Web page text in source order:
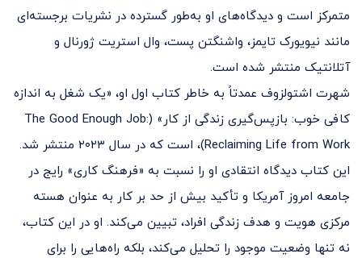
متمرکز است و دیدگاه‌های او به‌طور گسترده در نشریات برجسته‌ای
مانند نیویورک تایمز، واشنگتن پست، وال استریت ژورنال و
آتلانتیک منتشر شده است.
شهرت اشتولزوف عمدتاً به خاطر کتاب اول او، «یک شغل به اندازه
کافی خوب: بازپس‌گیری زندگی از کار» (The Good Enough Job:
Reclaiming Life from Work)، است که در سال ۲۰۲۳ منتشر شد.
این کتاب دیدگاه انتقادی او را نسبت به «فرهنگ کاری» رایج در
جامعه‌ امروز آمریکا و تأکید بیش از حد بر کار به عنوان هسته‌
مرکزی هویت و هدف زندگی افراد، تبیین می‌کند. او در این کتاب،
نه تنها وضعیت موجود را تحلیل می‌کند، بلکه راه‌هایی را برای